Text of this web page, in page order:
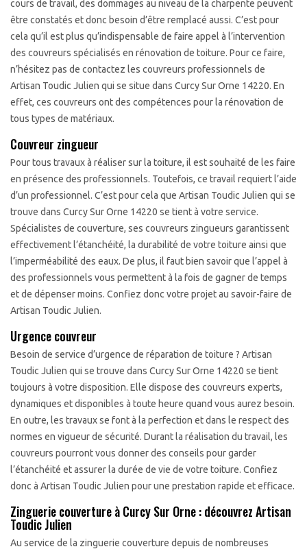
cours de travail, des dommages au niveau de la charpente peuvent
être constatés et donc besoin d’être remplacé aussi. C’est pour
cela qu’il est plus qu’indispensable de faire appel à l’intervention
des couvreurs spécialisés en rénovation de toiture. Pour ce faire,
n’hésitez pas de contactez les couvreurs professionnels de
Artisan Toudic Julien qui se situe dans Curcy Sur Orne 14220. En
effet, ces couvreurs ont des compétences pour la rénovation de
tous types de matériaux.
Couvreur zingueur
Pour tous travaux à réaliser sur la toiture, il est souhaité de les faire
en présence des professionnels. Toutefois, ce travail requiert l’aide
d’un professionnel. C’est pour cela que Artisan Toudic Julien qui se
trouve dans Curcy Sur Orne 14220 se tient à votre service.
Spécialistes de couverture, ses couvreurs zingueurs garantissent
effectivement l’étanchéité, la durabilité de votre toiture ainsi que
l’imperméabilité des eaux. De plus, il faut bien savoir que l’appel à
des professionnels vous permettent à la fois de gagner de temps
et de dépenser moins. Confiez donc votre projet au savoir-faire de
Artisan Toudic Julien.
Urgence couvreur
Besoin de service d’urgence de réparation de toiture ? Artisan
Toudic Julien qui se trouve dans Curcy Sur Orne 14220 se tient
toujours à votre disposition. Elle dispose des couvreurs experts,
dynamiques et disponibles à toute heure quand vous aurez besoin.
En outre, les travaux se font à la perfection et dans le respect des
normes en vigueur de sécurité. Durant la réalisation du travail, les
couvreurs pourront vous donner des conseils pour garder
l’étanchéité et assurer la durée de vie de votre toiture. Confiez
donc à Artisan Toudic Julien pour une prestation rapide et efficace.
Zinguerie couverture à Curcy Sur Orne : découvrez Artisan
Toudic Julien
Au service de la zinguerie couverture depuis de nombreuses